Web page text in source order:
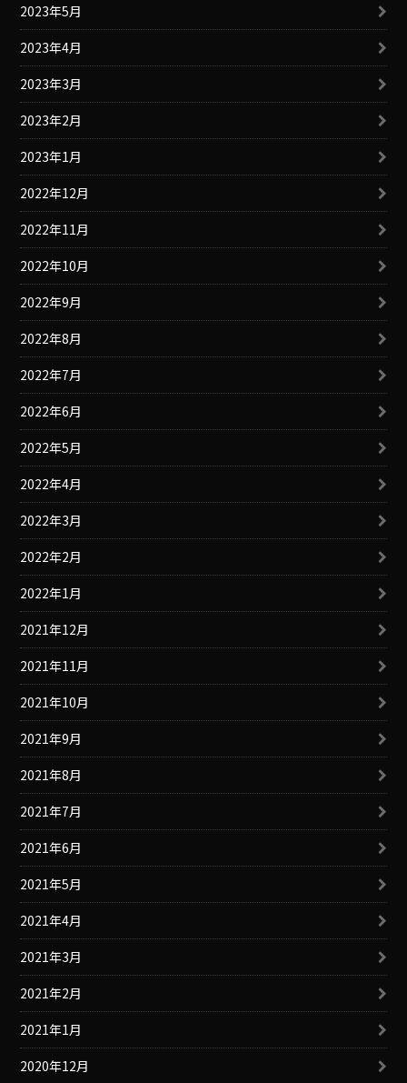
2023年5月
2023年4月
2023年3月
2023年2月
2023年1月
2022年12月
2022年11月
2022年10月
2022年9月
2022年8月
2022年7月
2022年6月
2022年5月
2022年4月
2022年3月
2022年2月
2022年1月
2021年12月
2021年11月
2021年10月
2021年9月
2021年8月
2021年7月
2021年6月
2021年5月
2021年4月
2021年3月
2021年2月
2021年1月
2020年12月